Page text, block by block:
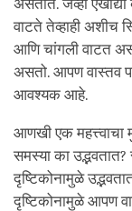
असतात. जेव्हा
वाटते तेव्हाही अशीच
आणि चांगली वाटत
असतो. आपण वास्तव
आवश्यक आहे.
आणखी एक महत्त्वाचा
समस्या का
दृष्टिकोनामुळे
दृष्टिकोनामुळे आपण